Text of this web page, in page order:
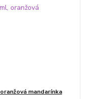
mandarínka